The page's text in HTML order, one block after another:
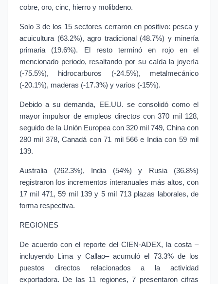
cobre, oro, cinc, hierro y molibdeno.
Solo 3 de los 15 sectores cerraron en positivo: pesca y
acuicultura (63.2%), agro tradicional (48.7%) y minería
primaria (19.6%). El resto terminó en rojo en el
mencionado periodo, resaltando por su caída la joyería
(-75.5%), hidrocarburos (-24.5%), metalmecánico
(-20.1%), maderas (-17.3%) y varios (-15%).
Debido a su demanda, EE.UU. se consolidó como el
mayor impulsor de empleos directos con 370 mil 128,
seguido de la Unión Europea con 320 mil 749, China con
280 mil 378, Canadá con 71 mil 566 e India con 59 mil
139.
Australia (262.3%), India (54%) y Rusia (36.8%)
registraron los incrementos interanuales más altos, con
17 mil 471, 59 mil 139 y 5 mil 713 plazas laborales, de
forma respectiva.
REGIONES
De acuerdo con el reporte del CIEN-ADEX, la costa –
incluyendo Lima y Callao– acumuló el 73.3% de los
puestos directos relacionados a la actividad
exportadora. De las 11 regiones, 7 presentaron cifras